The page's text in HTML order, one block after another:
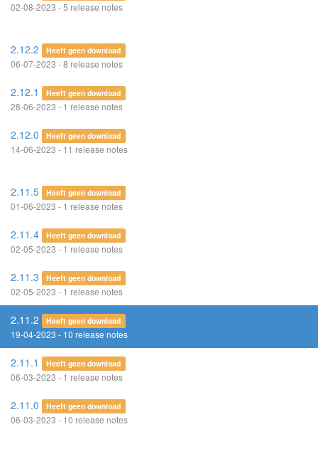
02-08-2023 - 5 release notes
2.12.2 Heeft geen download
06-07-2023 - 8 release notes
2.12.1 Heeft geen download
28-06-2023 - 1 release notes
2.12.0 Heeft geen download
14-06-2023 - 11 release notes
2.11.5 Heeft geen download
01-06-2023 - 1 release notes
2.11.4 Heeft geen download
02-05-2023 - 1 release notes
2.11.3 Heeft geen download
02-05-2023 - 1 release notes
2.11.2 Heeft geen download
19-04-2023 - 10 release notes
2.11.1 Heeft geen download
06-03-2023 - 1 release notes
2.11.0 Heeft geen download
06-03-2023 - 10 release notes